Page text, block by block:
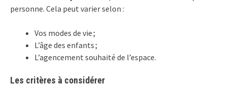
personne. Cela peut varier selon :
Vos modes de vie ;
L’âge des enfants ;
L’agencement souhaité de l’espace.
Les critères à considérer